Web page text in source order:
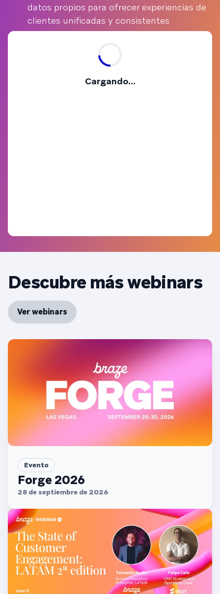
datos propios para ofrecer experiencias de
clientes unificadas y consistentes
Cargando...
Descubre más webinars
Ver webinars
Evento
Forge 2026
28 de septiembre de 2026